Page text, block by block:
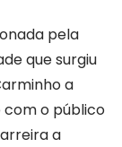
pela
que surgiu
a
o público
a